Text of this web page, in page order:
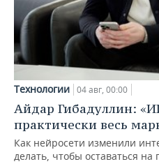
Технологии 04 авг, 00:00
Айдар Гибадуллин:
практически весь
Как нейросети изменили
делать, чтобы оставаться на